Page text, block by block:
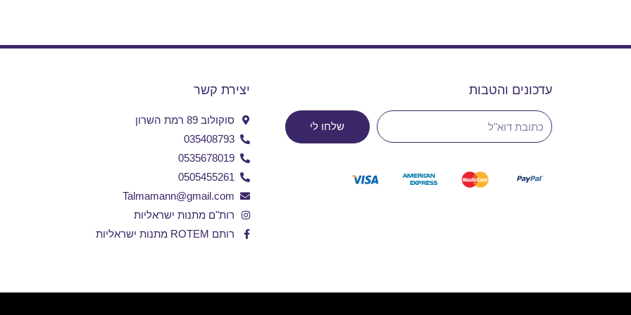
עדכונים והטבות
שלחו לי
יצירת קשר
סוקולוב 89 רמת השרון
035408793
0535678019
0505455261
Talmamann@gmail.com
רות"ם מתנות ישראליות
רותם ROTEM מתנות ישראליות